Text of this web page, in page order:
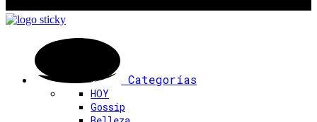
Categorías
HOY
Gossip